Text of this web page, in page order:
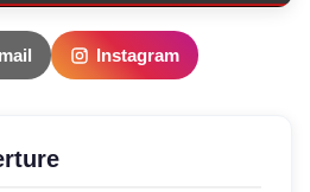
Instagram